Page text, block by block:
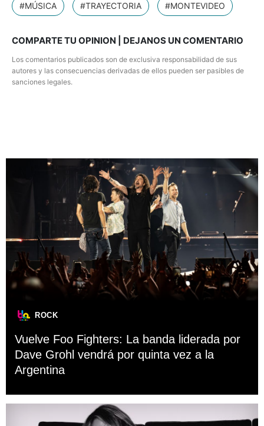
#MÚSICA
#TRAYECTORIA #MONTEVIDEO
COMPARTE TU OPINION | DEJANOS UN COMENTARIO
Los comentarios publicados son de exclusiva responsabilidad de sus
autores y las consecuencias derivadas de ellos pueden ser pasibles de
sanciones legales.
ROCK
Vuelve Foo Fighters: La banda liderada por
Dave Grohl vendrá por quinta vez a la
Argentina